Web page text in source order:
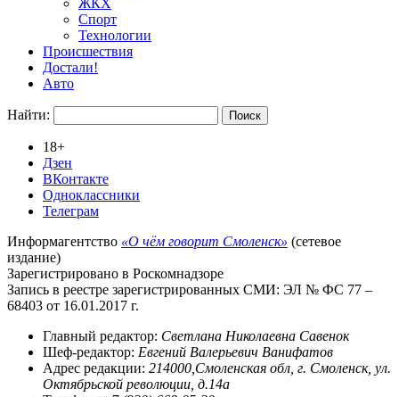
ЖКХ
Спорт
Технологии
Происшествия
Достали!
Авто
Найти:
18+
Дзен
ВКонтакте
Одноклассники
Телеграм
Информагентство «О чём говорит Смоленск» (сетевое
издание)
Зарегистрировано в Роскомнадзоре
Запись в реестре зарегистрированных СМИ: ЭЛ № ФС 77 –
68403 от 16.01.2017 г.
Главный редактор: Светлана Николаевна Савенок
Шеф-редактор: Евгений Валерьевич Ванифатов
Адрес редакции: 214000,Смоленская обл, г. Смоленск, ул.
Октябрьской революции, д.14а